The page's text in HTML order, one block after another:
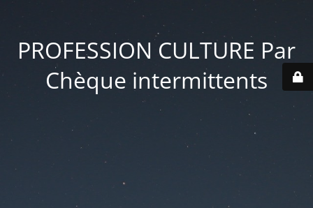
PROFESSION CULTURE Par
Chèque intermittents